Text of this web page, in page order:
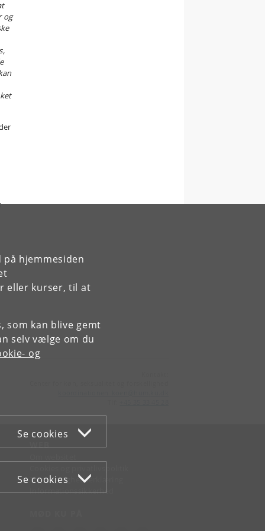
hjemmesiden
eller kurser, til at
som kan blive gemt
selv vælge om du
og
Se cookies
Se cookies
og
WEB
Tilgængelighedserklæring
Informationssikkerhed